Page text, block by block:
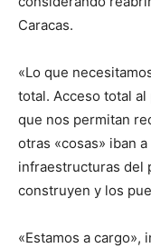
Caracas.
«Lo que
total. Acceso total
que nos permitan
otras «cosas» iban
infraestructuras del
construyen y los
«Estamos a cargo»,